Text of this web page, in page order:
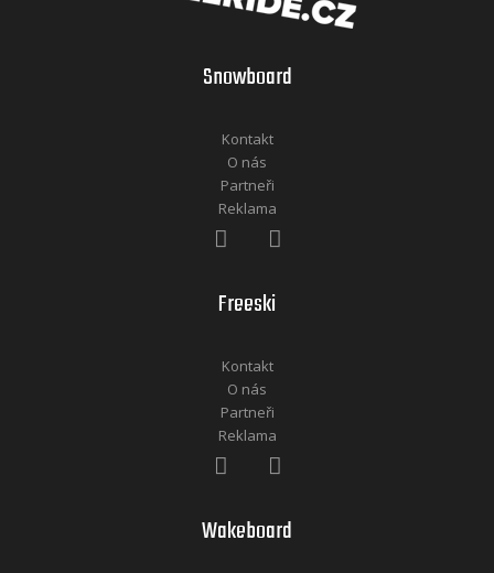
Snowboard
Kontakt
O nás
Partneři
Reklama
Freeski
Kontakt
O nás
Partneři
Reklama
Wakeboard